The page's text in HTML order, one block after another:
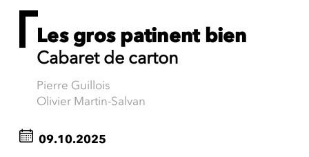
Les gros patinent bien
Cabaret de carton
Pierre Guillois
Olivier Martin-Salvan
09.10.2025